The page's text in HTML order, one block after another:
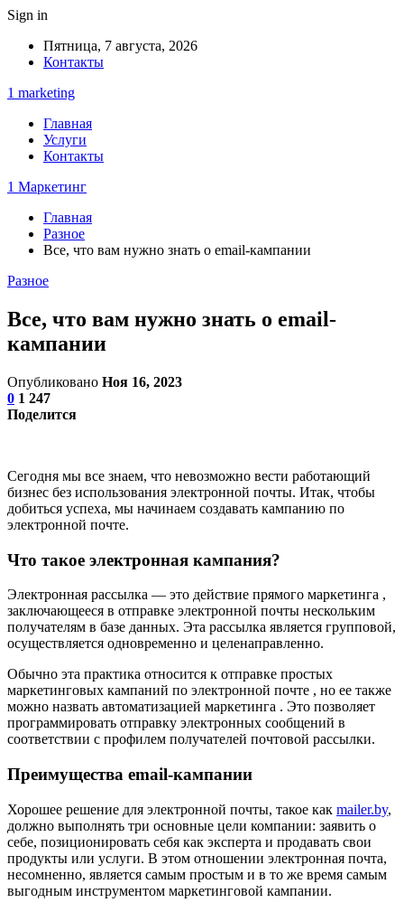
Sign in
Пятница, 7 августа, 2026
Контакты
1 marketing
Главная
Услуги
Контакты
1 Маркетинг
Главная
Разное
Все, что вам нужно знать о email-кампании
Разное
Все, что вам нужно знать о email-
кампании
Опубликовано Ноя 16, 2023
0 1 247
Поделится
Сегодня мы все знаем, что невозможно вести работающий
бизнес без использования электронной почты. Итак, чтобы
добиться успеха, мы начинаем создавать кампанию по
электронной почте.
Что такое электронная кампания?
Электронная рассылка — это действие прямого маркетинга ,
заключающееся в отправке электронной почты нескольким
получателям в базе данных. Эта рассылка является групповой,
осуществляется одновременно и целенаправленно.
Обычно эта практика относится к отправке простых
маркетинговых кампаний по электронной почте , но ее также
можно назвать автоматизацией маркетинга . Это позволяет
программировать отправку электронных сообщений в
соответствии с профилем получателей почтовой рассылки.
Преимущества email-кампании
Хорошее решение для электронной почты, такое как mailer.by,
должно выполнять три основные цели компании: заявить о
себе, позиционировать себя как эксперта и продавать свои
продукты или услуги. В этом отношении электронная почта,
несомненно, является самым простым и в то же время самым
выгодным инструментом маркетинговой кампании.